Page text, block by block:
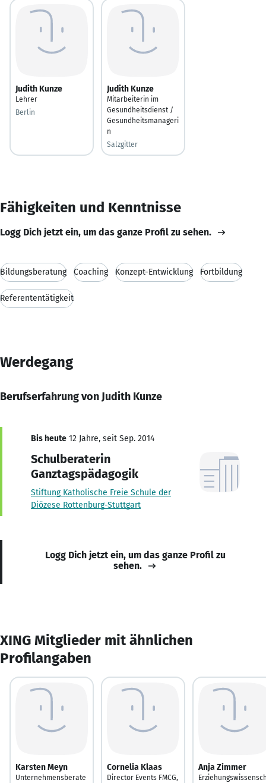
Judith Kunze
Lehrer
Berlin
Judith Kunze
Mitarbeiterin im
Gesundheitsdienst /
Gesundheitsmanageri
n
Salzgitter
Fähigkeiten und Kenntnisse
Logg Dich jetzt ein, um das ganze Profil zu sehen.
Bildungsberatung Coaching Konzept-Entwicklung Fortbildung
Referententätigkeit
Werdegang
Berufserfahrung von Judith Kunze
Bis heute 12 Jahre, seit Sep. 2014
Schulberaterin
Ganztagspädagogik
Stiftung Katholische Freie Schule der
Diözese Rottenburg-Stuttgart
Logg Dich jetzt ein, um das ganze Profil zu
sehen.
XING Mitglieder mit ähnlichen
Profilangaben
Karsten Meyn
Unternehmensberate
Cornelia Klaas
Director Events FMCG,
Anja Zimmer